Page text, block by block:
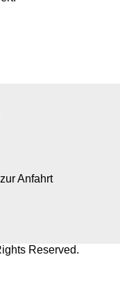
Anfahrt
Reserved.